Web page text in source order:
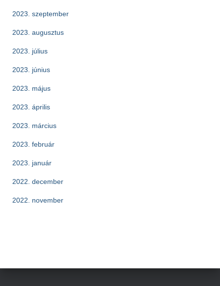
2023. szeptember
2023. augusztus
2023. július
2023. június
2023. május
2023. április
2023. március
2023. február
2023. január
2022. december
2022. november